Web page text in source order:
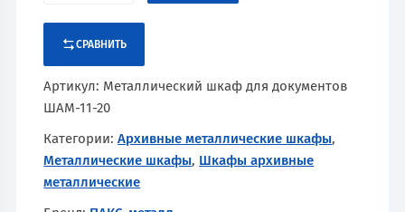
СРАВНИТЬ
Артикул: Металлический шкаф для документов
ШАМ-11-20
Категории:Архивные металлические шкафы,
Металлические шкафы, Шкафы архивные
металлические